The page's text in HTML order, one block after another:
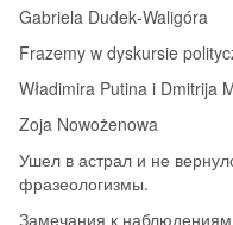
Gabriela Dudek‑Waligóra
Frazemy w dyskursie
Władimira Putina i Dmitrija
Zoja Nowożenowa
Ушел в астрал и не
фразеологизмы.
Замечания к наблюдениям